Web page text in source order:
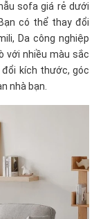
sofa giá rẻ dưới
có thể thay đổi
Da công nghiệp
với nhiều màu sắc
đổi kích thước, góc
nhà bạn.